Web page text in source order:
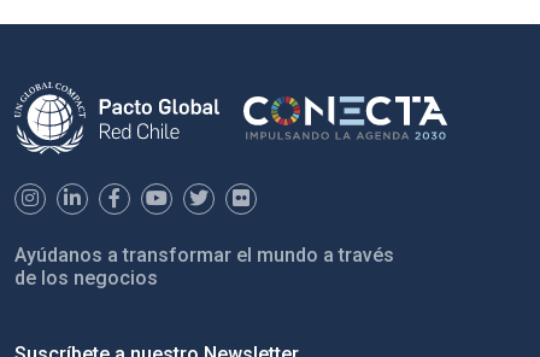
Ayúdanos a transformar el mundo a través
de los negocios